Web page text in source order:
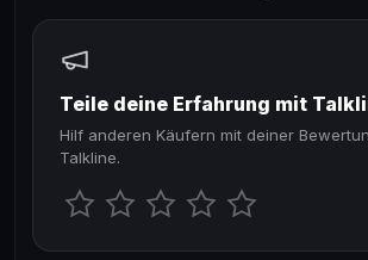
Teile deine Erfahrung mit
Hilf anderen Käufern mit deiner
Talkline.